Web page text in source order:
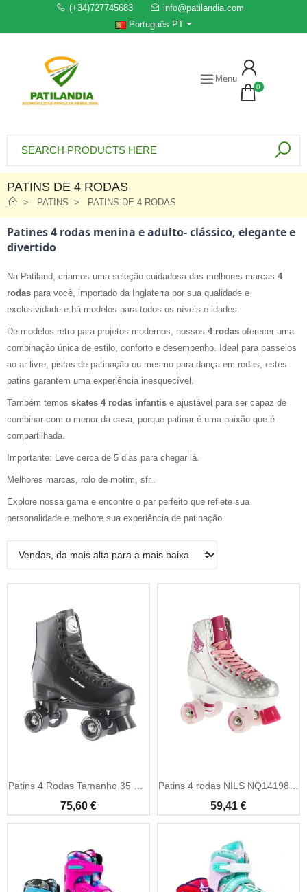
(+34)727745683
info@patilandia.com
Português PT
Menu
0
PATINS DE 4 RODAS
PATINS PATINS DE 4 RODAS
Patines 4 rodas menina e adulto- clássico, elegante e
divertido
Na Patiland, criamos uma seleção cuidadosa das melhores marcas 4
rodas para você, importado da Inglaterra por sua qualidade e
exclusividade e há modelos para todos os níveis e idades.
De modelos retro para projetos modernos, nossos 4 rodas oferecer uma
combinação única de estilo, conforto e desempenho. Ideal para passeios
ao ar livre, pistas de patinação ou mesmo para dança em rodas, estes
patins garantem uma experiência inesquecível.
Também temos skates 4 rodas infantis e ajustável para ser capaz de
combinar com o menor da casa, porque patinar é uma paixão que é
compartilhada.
Importante: Leve cerca de 5 dias para chegar lá.
Melhores marcas, rolo de motim, sfr..
Explore nossa gama e encontre o par perfeito que reflete sua
personalidade e melhore sua experiência de patinação.
75,60 € 59,41 €